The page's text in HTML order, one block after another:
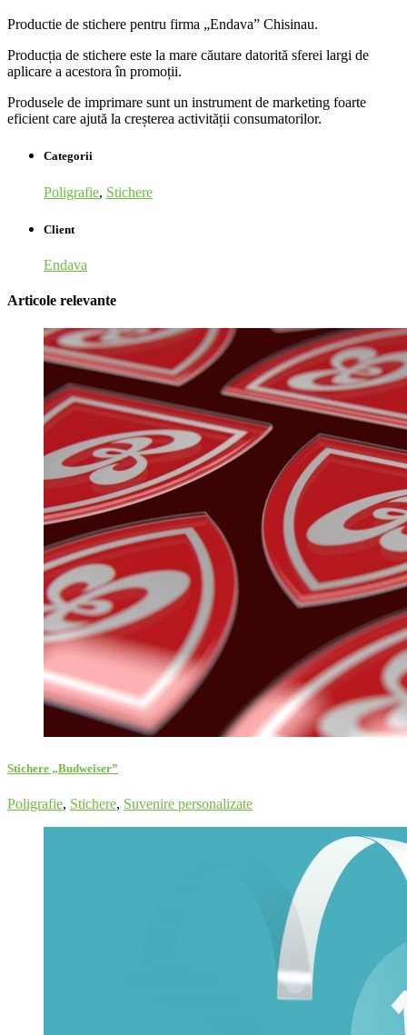
Productie de stichere pentru firma „Endava” Chisinau.
Producția de stichere este la mare căutare datorită sferei largi de
aplicare a acestora în promoții.
Produsele de imprimare sunt un instrument de marketing foarte
eficient care ajută la creșterea activității consumatorilor.
Categorii
Poligrafie, Stichere
Client
Endava
Articole relevante
Stichere „Budweiser”
Poligrafie, Stichere, Suvenire personalizate